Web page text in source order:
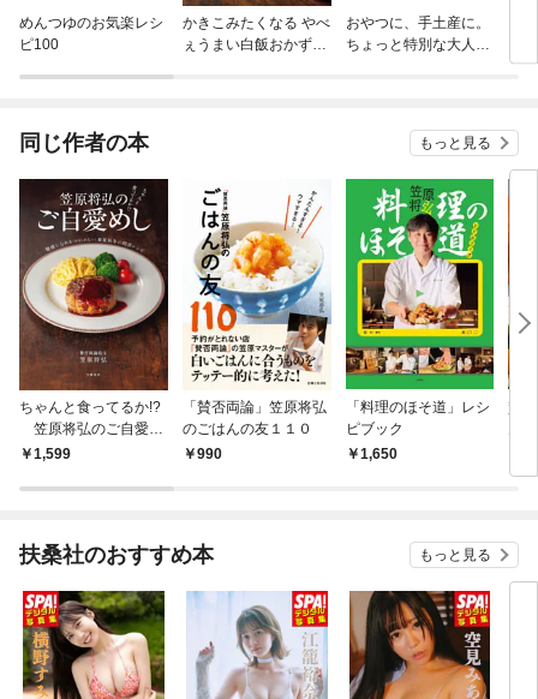
めんつゆのお気楽レシ
ピ100
かきこみたくなる やべ
ぇうまい白飯おかず10
おやつに、手土産に。
ちょっと特別な大人の
か
同じ作者の本 もっと見る
ちゃんと食ってるか!?
笠原将弘のご自愛め
し 健康になれる（か
の問答レシピ
1,599
「賛否両論」笠原将弘
のごはんの友１１０
990
「料理のほそ道」レシ
ピブック
1,650
賛
扶桑社のおすすめ本 もっと見る